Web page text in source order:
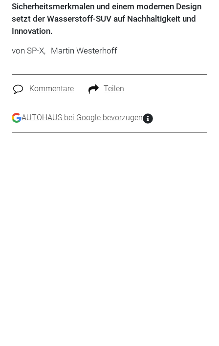
Sicherheitsmerkmalen und einem modernen Design
setzt der Wasserstoff-SUV auf Nachhaltigkeit und
Innovation.
von SP-X, Martin Westerhoff
Kommentare Teilen
AUTOHAUS bei Google bevorzugen